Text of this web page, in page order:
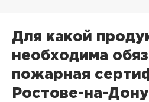
Для какой
необходима
пожарная
Ростове-на-Дону